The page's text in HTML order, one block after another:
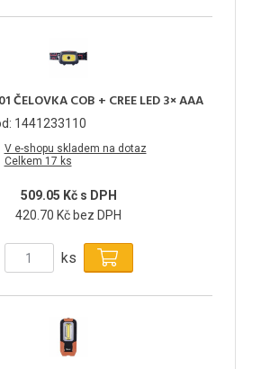
ČELOVKA COB + CREE LED 3× AAA
1441233110
V e-shopu skladem na dotaz
Celkem 17 ks
509.05 Kč s DPH
420.70 Kč bez DPH
ks